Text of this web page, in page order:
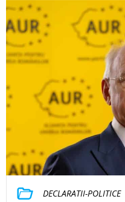
DECLARATII-POLITICE